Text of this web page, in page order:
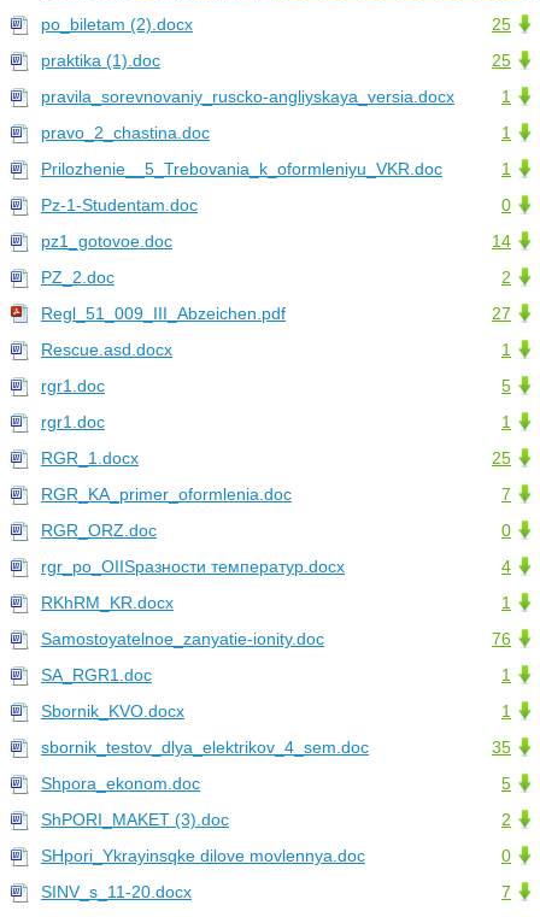
25
po_biletam (2).docx
25
praktika (1).doc
1
pravila_sorevnovaniy_ruscko-angliyskaya_versia.docx
1
pravo_2_chastina.doc
1
Prilozhenie__5_Trebovania_k_oformleniyu_VKR.doc
0
Pz-1-Studentam.doc
14
pz1_gotovoe.doc
2
PZ_2.doc
27
Regl_51_009_III_Abzeichen.pdf
1
Rescue.asd.docx
5
rgr1.doc
1
rgr1.doc
25
RGR_1.docx
7
RGR_KA_primer_oformlenia.doc
0
RGR_ORZ.doc
4
rgr_po_OIISразности температур.docx
1
RKhRM_KR.docx
76
Samostoyatelnoe_zanyatie-ionity.doc
1
SA_RGR1.doc
1
Sbornik_KVO.docx
35
sbornik_testov_dlya_elektrikov_4_sem.doc
5
Shpora_ekonom.doc
2
ShPORI_MAKET (3).doc
0
SHpori_Ykrayinsqke dilove movlennya.doc
7
SINV_s_11-20.docx